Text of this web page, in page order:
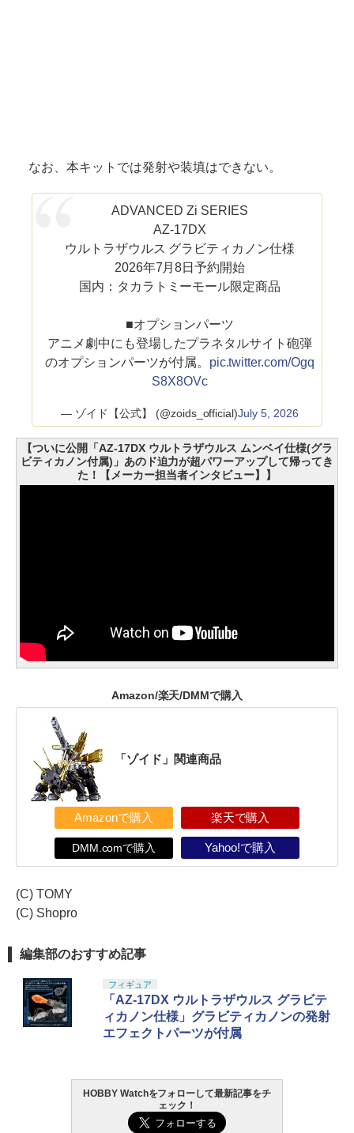
なお、本キットでは発射や装填はできない。
ADVANCED Zi SERIES
AZ-17DX
ウルトラザウルス グラビティカノン仕様
2026年7月8日予約開始
国内：タカラトミーモール限定商品
■オプションパーツ
アニメ劇中にも登場したプラネタルサイト砲弾
のオプションパーツが付属。 pic.twitter.com/Ogq
S8X8OVc
— ゾイド【公式】 (@zoids_official)July 5, 2026
【ついに公開「AZ-17DX ウルトラザウルス ムンベイ仕様(グラ
ビティカノン付属)」あのド迫力が超パワーアップして帰ってき
た！【メーカー担当者インタビュー】】
Amazon/楽天/DMMで購入
「ゾイド」関連商品
Amazonで購入 楽天で購入
DMM.comで購入 Yahoo!で購入
(C) TOMY
(C) Shopro
編集部のおすすめ記事
フィギュア
「AZ-17DX ウルトラザウルス グラビテ
ィカノン仕様」グラビティカノンの発射
エフェクトパーツが付属
HOBBY Watchをフォローして最新記事をチ
ェック！